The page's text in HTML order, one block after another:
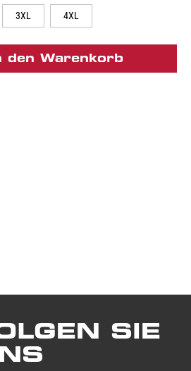
3XL 4XL
den Warenkorb
SIE